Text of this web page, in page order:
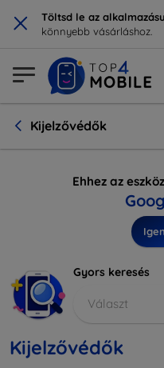
× Töltsd le az
könnyebb vásárláshoz.
Kijelzővédők
Ehhez az
Igen
Gyors keresés
Választ
Kijelzővédők